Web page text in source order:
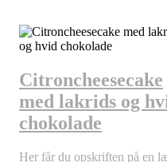
Citroncheesecake
med lakrids og
chokolade
Her får du opskriften på en